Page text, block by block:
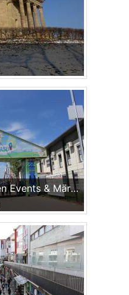
Feste Veranstaltungen Events & Märkte